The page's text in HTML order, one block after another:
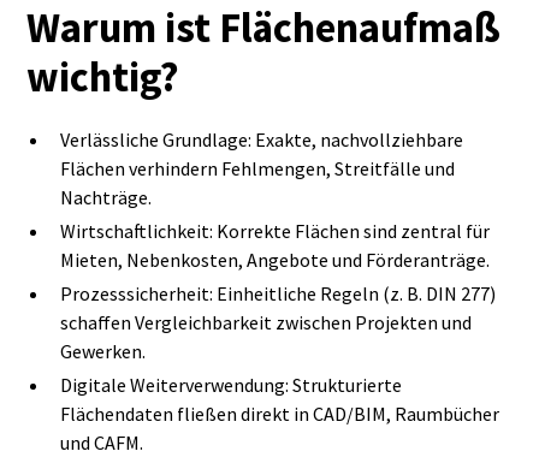
Warum ist Flächenaufmaß
wichtig?
Verlässliche Grundlage: Exakte, nachvollziehbare
Flächen verhindern Fehlmengen, Streitfälle und
Nachträge.
Wirtschaftlichkeit: Korrekte Flächen sind zentral für
Mieten, Nebenkosten, Angebote und Förderanträge.
Prozesssicherheit: Einheitliche Regeln (z. B. DIN 277)
schaffen Vergleichbarkeit zwischen Projekten und
Gewerken.
Digitale Weiterverwendung: Strukturierte
Flächendaten fließen direkt in CAD/BIM, Raumbücher
und CAFM.